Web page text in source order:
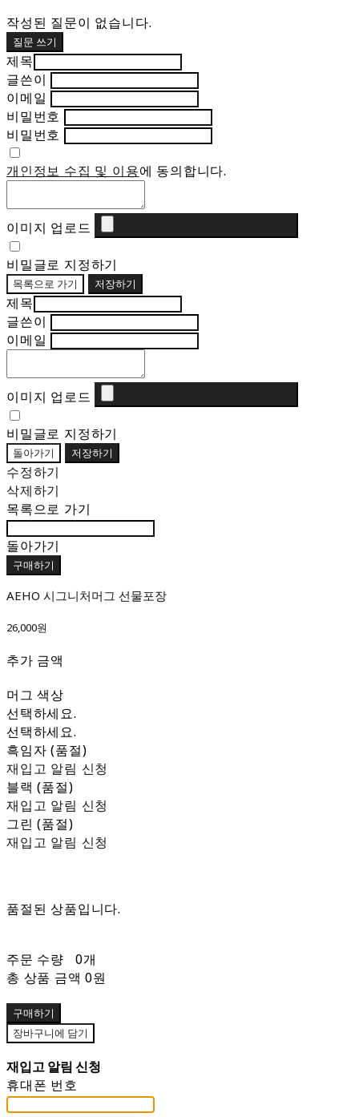
작성된 질문이 없습니다.
질문 쓰기
제목
글쓴이
이메일
비밀번호
비밀번호
개인정보 수집 및 이용에 동의합니다.
이미지 업로드
비밀글로 지정하기
목록으로 가기 저장하기
제목
글쓴이
이메일
이미지 업로드
비밀글로 지정하기
돌아가기 저장하기
수정하기
삭제하기
목록으로 가기
돌아가기
구매하기
AEHO 시그니처머그 선물포장
26,000원
추가 금액
머그 색상
선택하세요.
선택하세요.
흑임자 (품절)
재입고 알림 신청
블랙 (품절)
재입고 알림 신청
그린 (품절)
재입고 알림 신청
품절된 상품입니다.
주문 수량
0개
총 상품 금액 0원
구매하기
장바구니에 담기
재입고 알림 신청
휴대폰 번호